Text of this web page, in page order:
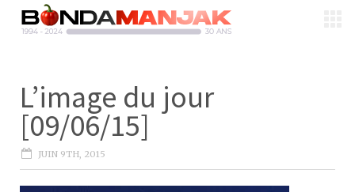
L’image du jour
[09/06/15]
JUIN 9TH, 2015